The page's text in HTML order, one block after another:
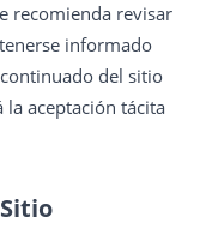
recomienda revisar
informado
del sitio
aceptación tácita